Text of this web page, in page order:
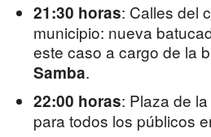
21:30 horas: Calles del
municipio: nueva
este caso a cargo de la
Samba.
22:00 horas: Plaza de
para todos los públicos